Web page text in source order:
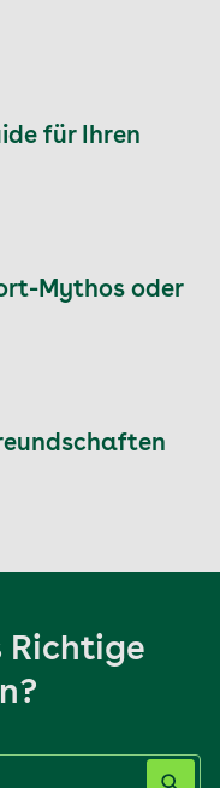
für Ihren
Mythos oder
Richtige